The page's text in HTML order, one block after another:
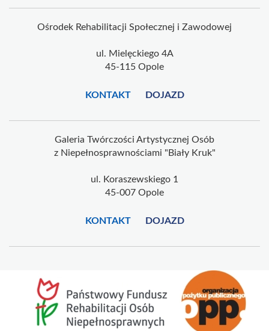
Ośrodek Rehabilitacji Społecznej i Zawodowej
ul. Mielęckiego 4A
45-115 Opole
KONTAKT DOJAZD
Galeria Twórczości Artystycznej Osób
z Niepełnosprawnościami "Biały Kruk"
ul. Koraszewskiego 1
45-007 Opole
KONTAKT DOJAZD